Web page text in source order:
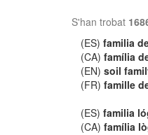
S'han trobat
(ES)familia
(CA)família
(EN)soil
(FR)famille
(ES)familia
(CA)família